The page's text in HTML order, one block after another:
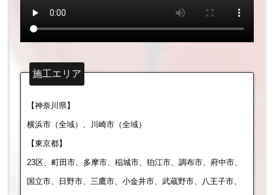
施工エリア
【神奈川県】
横浜市（全域）、川崎市（全域）
【東京都】
23区、町田市、多摩市、稲城市、狛江市、調布市、府中市、
国立市、日野市、三鷹市、小金井市、武蔵野市、八王子市、